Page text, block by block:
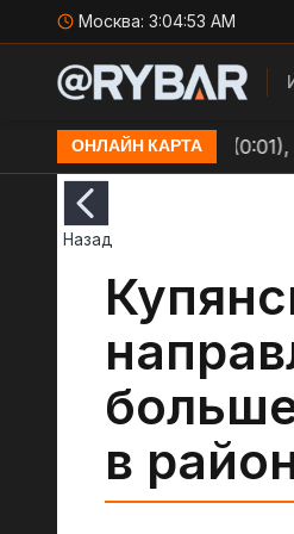
Москва: 3:04:54 AM
ОНЛАЙН КАРТА
в Долинке (0:01), (0:04),
Назад
в